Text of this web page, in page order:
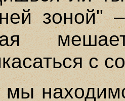
зоной"
с
мы